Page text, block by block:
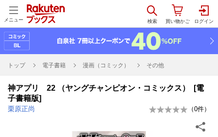
メニュー
トップ 電子書籍 漫画（コミック） その他
神アプリ 22 （ヤングチャンピオン・コミックス） [電
子書籍版]
栗原正尚 （0件）